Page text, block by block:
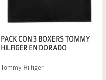
PACK CON 3 BOXERS TOMMY
HILFIGER EN DORADO
Tommy Hilfiger